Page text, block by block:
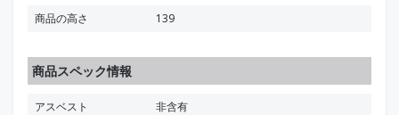
商品の高さ
139
商品スペック情報
アスベスト
非含有